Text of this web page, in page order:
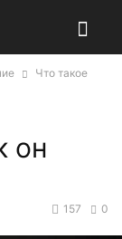
Что такое
он
0
157